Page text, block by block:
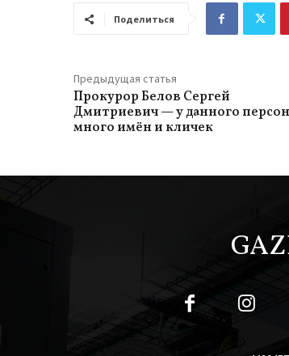
Поделиться
Предыдущая статья
Прокурор Белов Сергей
Дмитриевич — у данного
много имён и кличек